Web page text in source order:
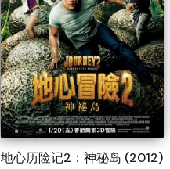
地心历险记2：神秘岛 (2012)